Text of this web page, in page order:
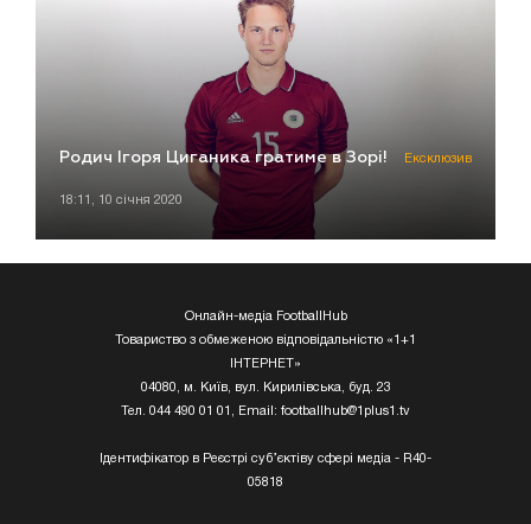
Родич Ігоря Циганика гратиме в Зорі! Ексклюзив
18:11, 10 січня 2020
Онлайн-медіа FootballHub
Товариство з обмеженою відповідальністю «1+1
ІНТЕРНЕТ»
04080, м. Київ, вул. Кирилівська, буд. 23
Тел. 044 490 01 01, Email: footballhub@1plus1.tv
Ідентифікатор в Реєстрі суб’єктіву сфері медіа - R40-
05818